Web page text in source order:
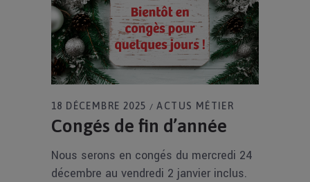
18 DÉCEMBRE 2025 ACTUS MÉTIER
Congés de fin d’année
Nous serons en congés du mercredi 24
décembre au vendredi 2 janvier inclus.